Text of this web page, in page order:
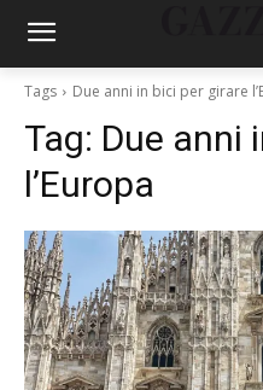
Tags Due anni in bici per girare
Tag: Due anni
l’Europa